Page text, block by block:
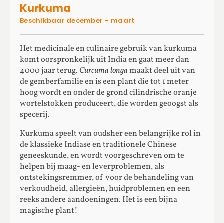
Kurkuma
Beschikbaar december – maart
Het medicinale en culinaire gebruik van kurkuma
komt oorspronkelijk uit India en gaat meer dan
4000 jaar terug. Curcuma longamaakt deel uit van
de gemberfamilie en is een plant die tot 1 meter
hoog wordt en onder de grond cilindrische oranje
wortelstokken produceert, die worden geoogst als
specerij.
Kurkuma speelt van oudsher een belangrijke rol in
de klassieke Indiase en traditionele Chinese
geneeskunde, en wordt voorgeschreven om te
helpen bij maag- en leverproblemen, als
ontstekingsremmer, of voor de behandeling van
verkoudheid, allergieën, huidproblemen en een
reeks andere aandoeningen. Het is een bijna
magische plant!